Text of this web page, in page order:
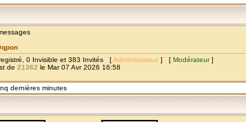
0 Invisible et 383 Invités [Administrateur ] [ Modérateur]
de 21362 le Mar 07 Avr 2026 16:58
dernières minutes